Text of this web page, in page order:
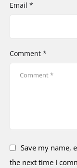
Comment *
Email *
Save my name,
the next time I